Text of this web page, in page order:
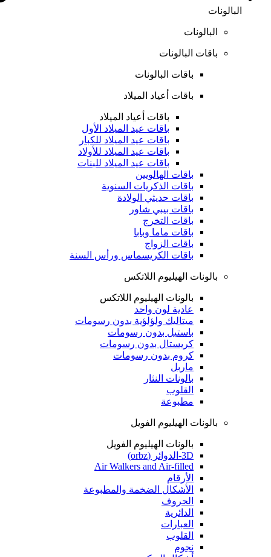
البالونات
البالونات
باقات البالونات
باقات البالونات
باقات أعياد الميلاد
باقات أعياد الميلاد
باقات عيد الميلاد الأول
باقات عيد الميلاد للكبار
باقات عيد الميلاد للأولاد
باقات عيد الميلاد للبنات
باقات الهالويين
باقات الذكريات السنوية
باقات حديثي الولادة
باقات بيبي شاور
باقات التخرج
باقات ماما وبابا
باقات الزواج
باقات الكريسماس ورأس السنة
بالونات الهيليوم اللاتكس
بالونات الهيليوم اللاتكس
عادية لون واحد
ميتاليك ولؤلؤية بدون رسومات
باستيل بدون رسومات
كريستال بدون رسومات
كروم بدون رسومات
ماربل
بالونات النثار
القلوب
مطبوعة
بالونات الهيليوم الفويل
بالونات الهيليوم الفويل
3D-الدوائر (orbz)
Air Walkers and Air-filled
الأرقام
الأشكال الضخمة والمطبوعة
الحروف
الدائرية
العبارات
القلوب
نجوم